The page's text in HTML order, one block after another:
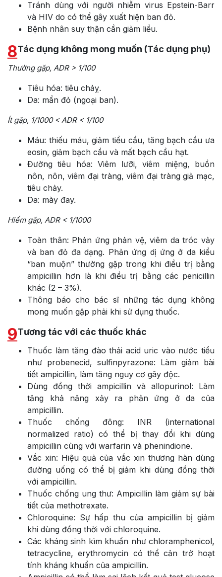
Tránh dùng với người nhiễm virus Epstein-Barr
và HIV do có thể gây xuất hiện ban đỏ.
Bệnh nhân suy thận cần giảm liều.
8Tác dụng không mong muốn (Tác dụng phụ)
Thường gặp, ADR > 1/100
Tiêu hóa: tiêu chảỵ.
Da: mẩn đỏ (ngoại ban).
Ít gặp, 1/1000 < ADR < 1/100
Máu: thiếu máu, giảm tiểu cầu, tăng bạch cầu ưa
eosin, giảm bạch cầu và mất bạch cầu hạt.
Đường tiêu hóa: Viêm lưỡi, viêm miệng, buồn
nôn, nôn, viêm đại tràng, viêm đại tràng giả mạc,
tiêu chảy.
Da: mày đay.
Hiếm gặp, ADR < 1/1000
Toàn thân: Phản ứng phản vệ, viêm da tróc vảy
và ban đỏ đa dạng. Phản ứng dị ứng ở da kiểu
“ban muộn” thường gặp trong khi điều trị bằng
ampicillin hơn là khi điều trị bằng các penicillin
khác (2 – 3%).
Thông báo cho bác sĩ những tác dụng không
mong muốn gặp phải khi sử dụng thuốc.
9Tương tác với các thuốc khác
Thuốc làm tăng đào thải acid uric vào nước tiểu
như probenecid, sulfinpyrazone: Làm giảm bài
tiết ampicillin, làm tăng nguy cơ gây độc.
Dùng đồng thời ampicillin và allopurinol: Làm
tăng khả năng xảy ra phản ứng ở da của
ampicillin.
Thuốc chống đông: INR (international
normalized ratio) có thể bị thay đổi khi dùng
ampicillin cùng với warfarin và phenindione.
Vắc xin: Hiệu quả của vắc xin thương hàn dùng
đường uống có thể bị giảm khi dùng đồng thời
với ampicillin.
Thuốc chống ung thư: Ampicillin làm giảm sự bài
tiết của methotrexate.
Chloroquine: Sự hấp thu của ampicillin bị giảm
khi dùng đồng thời với chloroquine.
Các kháng sinh kìm khuẩn như chloramphenicol,
tetracycline, erythromycin có thể cản trở hoạt
tính kháng khuẩn của ampicillin.